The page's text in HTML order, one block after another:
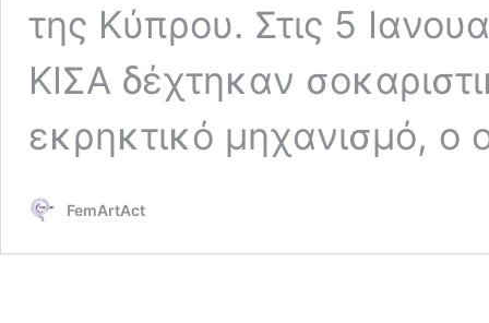
της Κύπρου. Στις 5
ΚΙΣΑ δέχτηκαν
εκρηκτικό μηχανισμό, ο
FemArtAct